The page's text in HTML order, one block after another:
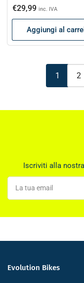
di
listino
scontato
€29,99 inc. IVA
Aggiungi al
1 2
Iscriviti alla
La
tua
email
Evolution Bikes